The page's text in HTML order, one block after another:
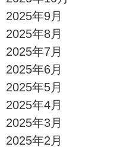
2025年9月
2025年8月
2025年7月
2025年6月
2025年5月
2025年4月
2025年3月
2025年2月